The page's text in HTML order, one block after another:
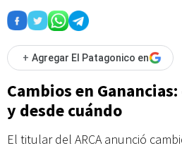
+ Agregar El Patagonico en
Cambios en
y desde cuándo
El titular del ARCA anunció